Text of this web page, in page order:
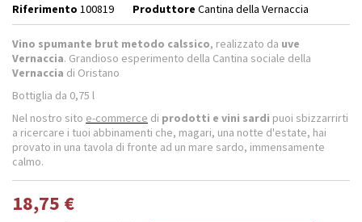
Riferimento 100819 Produttore Cantina della Vernaccia
Vino spumante brut metodo calssico, realizzato da uve
Vernaccia. Grandioso esperimento della Cantina sociale della
Vernaccia di Oristano
Bottiglia da 0,75 l
Nel nostro sito e-commerce di prodotti e vini sardi puoi sbizzarrirti
a ricercare i tuoi abbinamenti che, magari, una notte d'estate, hai
provato in una tavola di fronte ad un mare sardo, immensamente
calmo.
18,75 €